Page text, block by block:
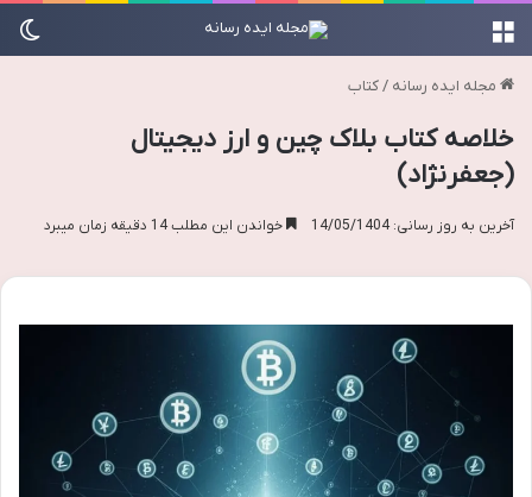
مجله ایده رسانه /کتاب
خلاصه کتاب بلاک چین و ارز دیجیتال
(جعفرنژاد)
آخرین به روز رسانی: 14/05/1404 خواندن این مطلب 14 دقیقه زمان میبرد